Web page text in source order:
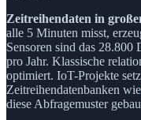
Zeitreihendaten in
alle 5 Minuten misst,
Sensoren sind das
pro Jahr. Klassische
optimiert. IoT-Projekte
Zeitreihendatenbanken wie
diese Abfragemuster